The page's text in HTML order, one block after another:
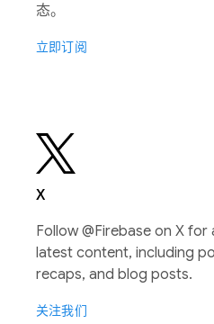
态。
立即订阅
X
Follow @Firebase on X
latest content, including
recaps, and blog posts.
关注我们